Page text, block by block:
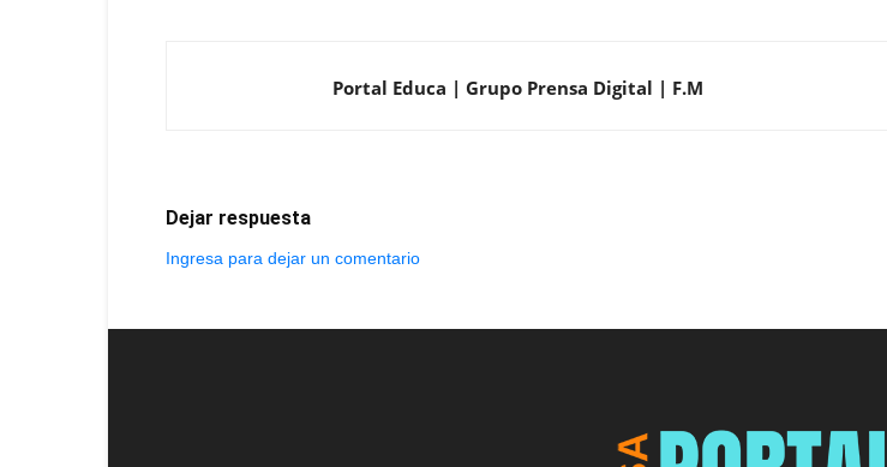
Portal Educa | Grupo Prensa Digital | F.M
Dejar respuesta
Ingresa para dejar un comentario